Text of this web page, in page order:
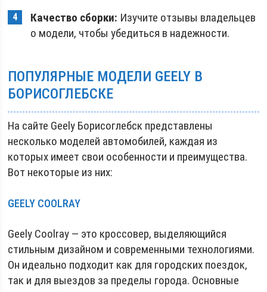
Качество сборки: Изучите отзывы владельцев
о модели, чтобы убедиться в надежности.
ПОПУЛЯРНЫЕ МОДЕЛИ GEELY В
БОРИСОГЛЕБСКЕ
На сайте Geely Борисоглебск представлены
несколько моделей автомобилей, каждая из
которых имеет свои особенности и преимущества.
Вот некоторые из них:
GEELY COOLRAY
Geely Coolray — это кроссовер, выделяющийся
стильным дизайном и современными технологиями.
Он идеально подходит как для городских поездок,
так и для выездов за пределы города. Основные